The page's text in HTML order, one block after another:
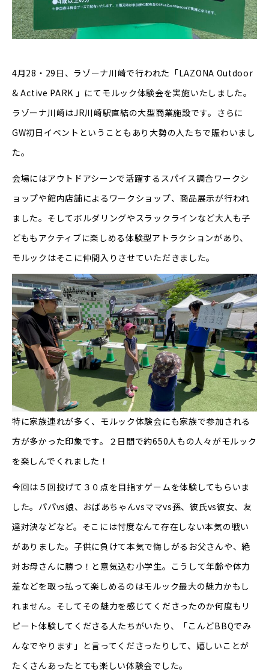
4月28・29日、ラゾーナ川崎で行われた「LAZONA Outdoor
& Active PARK 」にてモルック体験会を実施いたしました。
ラゾーナ川崎はJR川崎駅直結の大型商業施設です。さらに
GW初日イベントということもあり大勢の人たちで賑わいまし
た。
会場にはアウトドアシーンで活躍するスパイス調合ワークシ
ョップや館内店舗によるワークショップ、商品展示が行われ
ました。そしてボルダリングやスラックラインなど大人も子
どももアクティブに楽しめる体験型アトラクションがあり、
モルックはそこに仲間入りさせていただきました。
特に家族連れが多く、モルック体験会にも家族で参加される
方が多かった印象です。２日間で約650人もの人々がモルック
を楽しんでくれました！
今回は５回投げて３０点を目指すゲームを体験してもらいま
した。パパvs娘、おばあちゃんvsママvs孫、彼氏vs彼女、友
達対決などなど。そこには忖度なんて存在しない本気の戦い
がありました。子供に負けて本気で悔しがるお父さんや、絶
対お母さんに勝つ！と意気込む小学生。こうして年齢や体力
差などを取っ払って楽しめるのはモルック最大の魅力かもし
れません。そしてその魅力を感じてくださったのか何度もリ
ピート体験してくださる人たちがいたり、「こんどBBQでみ
んなでやります」と言ってくださったりして、嬉しいことが
たくさんあったとても楽しい体験会でした。